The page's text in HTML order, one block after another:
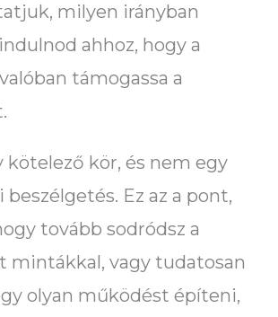
milyen irányban
ahhoz, hogy a
támogassa a
kötelező kör, és nem egy
Ez az a pont,
tovább sodródsz a
mintákkal, vagy tudatosan
olyan működést építeni,